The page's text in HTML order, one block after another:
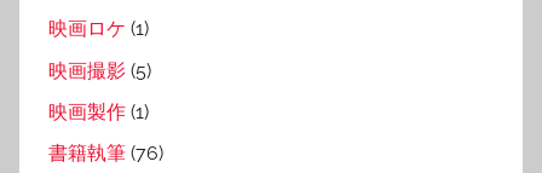
映画ロケ (1)
映画撮影 (5)
映画製作 (1)
書籍執筆 (76)